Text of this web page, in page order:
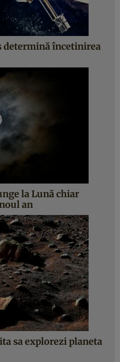
determină încetinirea
la Lună chiar
an
sa explorezi planeta